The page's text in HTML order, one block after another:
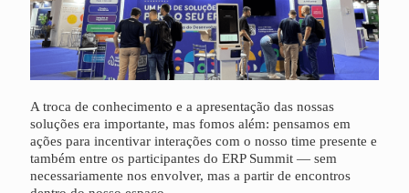
A troca de conhecimento e a apresentação das nossas
soluções era importante, mas fomos além: pensamos em
ações para incentivar interações com o nosso time presente e
também entre os participantes do ERP Summit — sem
necessariamente nos envolver, mas a partir de encontros